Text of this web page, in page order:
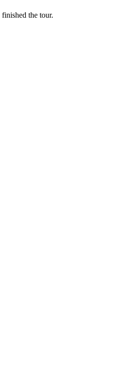
the tour.